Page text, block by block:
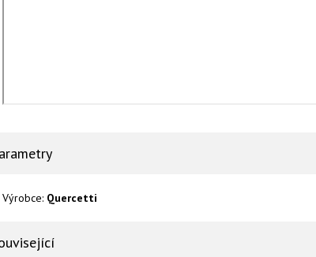
Výrobce: Quercetti